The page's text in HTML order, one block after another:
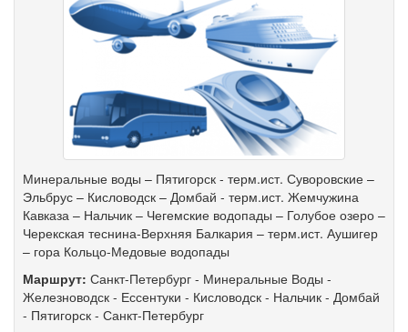
Минеральные воды – Пятигорск - терм.ист. Суворовские –
Эльбрус – Кисловодск – Домбай - терм.ист. Жемчужина
Кавказа – Нальчик – Чегемские водопады – Голубое озеро –
Черекская теснина-Верхняя Балкария – терм.ист. Аушигер
– гора Кольцо-Медовые водопады
Маршрут: Санкт-Петербург - Минеральные Воды -
Железноводск - Ессентуки - Кисловодск - Нальчик - Домбай
- Пятигорск - Санкт-Петербург